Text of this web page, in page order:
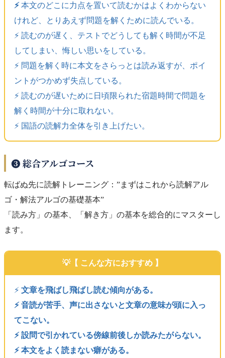
⚡️本文のどこに力点を置いて読むかはよくわからない
けれど、とりあえず問題を解くために読んでいる。
⚡️ 読むのが遅く、テストでどうしても解く時間が不足
してしまい、悔しい思いをしている。
⚡️ 問題を解く時に本文をさらっとは読み返すが、ポイ
ントがつかめず失点している。
⚡️ 読むのが遅いために日頃限られた宿題時間で問題を
解く時間が十分に取れない。
⚡️ 国語の読解力全体を引き上げたい。
❸ 総合アルゴコース
転ばぬ先に読解トレーニング：”まずはこれから読解アル
ゴ・解法アルゴの基礎基本”
「読み方」の基本、「解き方」の基本を総合的にマスターし
ます。
【 こんな方におすすめ 】
⚡️ 文章を飛ばし飛ばし読む傾向がある。
⚡️ 音読が苦手、声に出さないと文章の意味が頭に入っ
てこない。
⚡️ 設問で引かれている傍線前後しか読みたがらない。
⚡️ 本文をよく読まない癖がある。